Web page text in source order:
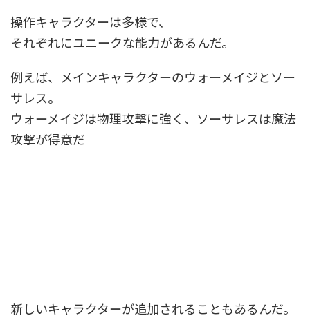
操作キャラクターは多様で、
それぞれにユニークな能力があるんだ。
例えば、メインキャラクターのウォーメイジとソー
サレス。
ウォーメイジは物理攻撃に強く、ソーサレスは魔法
攻撃が得意だ
新しいキャラクターが追加されることもあるんだ。